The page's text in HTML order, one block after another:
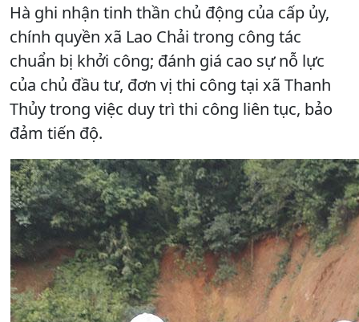
Hà ghi nhận tinh thần chủ động của cấp ủy,
chính quyền xã Lao Chải trong công tác
chuẩn bị khởi công; đánh giá cao sự nỗ lực
của chủ đầu tư, đơn vị thi công tại xã Thanh
Thủy trong việc duy trì thi công liên tục, bảo
đảm tiến độ.